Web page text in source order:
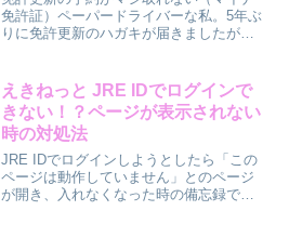
免許証）ペーパードライバーな私。5年ぶ
りに免許更新のハガキが届きましたが、
都）次回の自分に強く言いたい。ハガキ
が届いたらすぐに免許更...
えきねっと JRE IDでログインで
きない！？ページが表示されない
時の対処法
JRE IDでログインしようとしたら「この
ページは動作していません」とのページ
が開き、入れなくなった時の備忘録で